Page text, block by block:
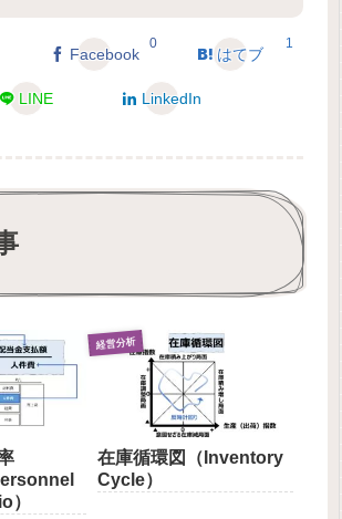
Facebook
0
はてブ
1
LINE LinkedIn
）
経営分析
在庫循環図（Inventory
Cycle）